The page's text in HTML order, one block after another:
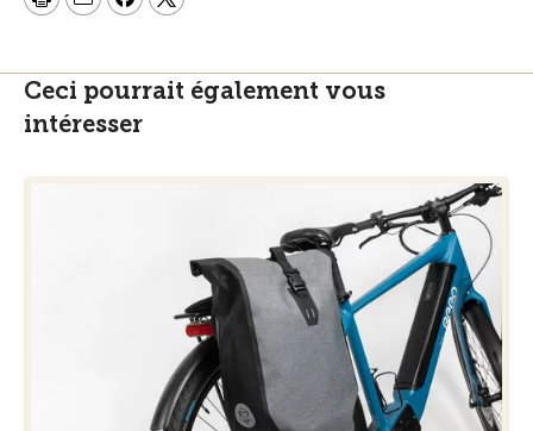
Ceci pourrait également vous
intéresser